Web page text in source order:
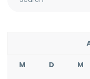
M D M